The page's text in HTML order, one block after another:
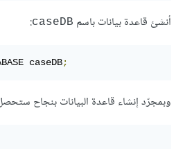
أنشئ قاعدة بيانات باسم caseDB
:
caseDB;
وبمجرّد إنشاء قاعدة البيانات بنجاح